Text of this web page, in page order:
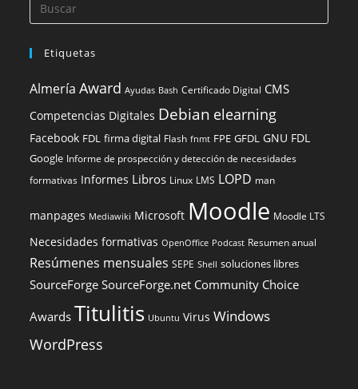
Etiquetas
Almería Award Ayudas Bash Certificado Digital CMS
Competencias Digitales Debian elearning
Facebook FDL firma digital Flash fnmt FPE GFDL GNU FDL
Google Informe de prospección y detección de necesidades
formativas Informes Libros Linux LMS LOPD man
manpages Mediawiki Microsoft Moodle Moodle LTS
Necesidades formativas OpenOffice Podcast Resumen anual
Resúmenes mensuales SEPE Shell soluciones libres
SourceForge SourceForge.net Community Choice
Awards Titulitis Ubuntu Virus Windows
WordPress